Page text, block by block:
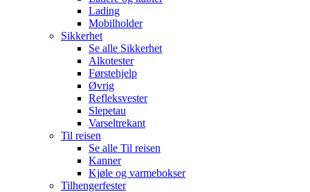
Lading
Mobilholder
Sikkerhet
Se alle Sikkerhet
Alkotester
Førstehjelp
Øvrig
Refleksvester
Slepetau
Varseltrekant
Til reisen
Se alle Til reisen
Kanner
Kjøle og varmebokser
Tilhengerfester